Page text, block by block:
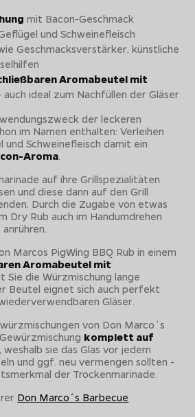
mit Bacon-Geschmack
und Schweinefleisch
Geschmacksverstärker, künstliche
Aromabeutel mit
auch ideal zum Nachfüllen der Gläser
der leckeren
im Namen enthalten: Verleihen
und Schweinefleisch damit ein
Aroma
auf ihre Grillspezialitäten
und diese dann auf den Grill
Durch die Zugabe von etwas
Dry Rub auch im Handumdrehen
Marcos PigWing BBQ Rub in einem
Aromabeutel mit
Sie die Würzmischung lange
Beutel eignet sich auch perfekt
Gläser.
von Don Marco´s
komplett auf
sie das Glas vor jedem
und ggf. neu vermengen sollten -
der Trockenmarinade.
Don Marco´s Barbecue